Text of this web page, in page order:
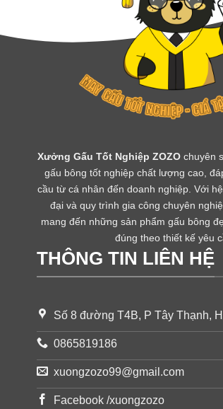
Xưởng Gấu Tốt Nghiệp ZOZOchuyên
gấu bông tốt nghiệp chất lượng cao,
cầu từ cá nhân đến doanh nghiệp. Với
đại và quy trình gia công chuyên
mang đến những sản phẩm gấu bông
đúng theo thiết kế yêu
THÔNG TIN LIÊN HỆ
Số 8 đường T4B, P Tây Thạnh,
0865819186
xuongzozo99@gmail.com
Facebook /xuongzozo